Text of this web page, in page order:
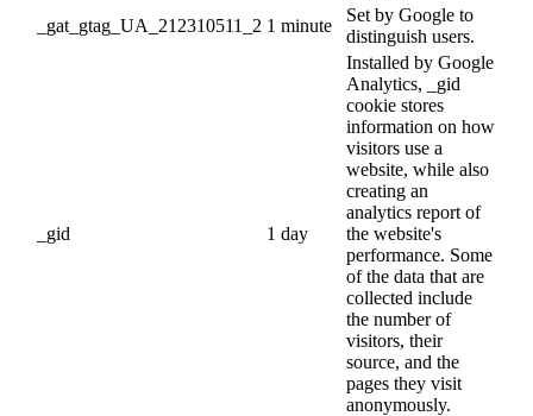
_gat_gtag_UA_212310511_2 1 minute
Set by Google to
distinguish users.
_gid 1 day
Installed by Google
Analytics, _gid
cookie stores
information on how
visitors use a
website, while also
creating an
analytics report of
the website's
performance. Some
of the data that are
collected include
the number of
visitors, their
source, and the
pages they visit
anonymously.